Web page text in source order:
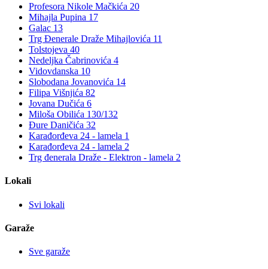
Profesora Nikole Mačkića 20
Mihajla Pupina 17
Galac 13
Trg Đenerale Draže Mihajlovića 11
Tolstojeva 40
Nedeljka Čabrinovića 4
Vidovdanska 10
Slobodana Jovanovića 14
Filipa Višnjića 82
Jovana Dučića 6
Miloša Obilića 130/132
Đure Daničića 32
Karađorđeva 24 - lamela 1
Karađorđeva 24 - lamela 2
Trg đenerala Draže - Elektron - lamela 2
Lokali
Svi lokali
Garaže
Sve garaže